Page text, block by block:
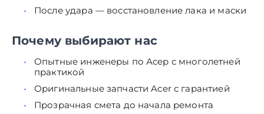
После удара — восстановление лака и маски
Почему выбирают нас
Опытные инженеры по Асер с многолетней
практикой
Оригинальные запчасти Acer с гарантией
Прозрачная смета до начала ремонта